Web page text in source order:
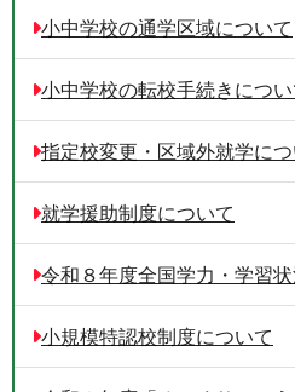
小中学校の通学区域について
小中学校の転校手続きについ
指定校変更・区域外就学に
就学援助制度について
令和８年度全国学力・学習
小規模特認校制度について